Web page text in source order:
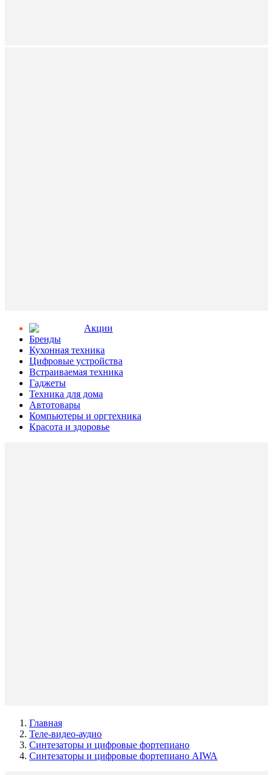
Aкции
Бренды
Кухонная техника
Цифровые устройства
Встраиваемая техника
Гаджеты
Техника для дома
Автотовары
Компьютеры и оргтехника
Красота и здоровье
Главная
Теле-видео-аудио
Синтезаторы и цифровые фортепиано
Синтезаторы и цифровые фортепиано AIWA